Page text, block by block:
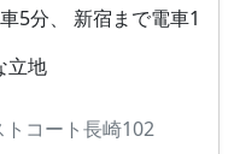
5分、 新宿まで電車1
立地
コート長崎102